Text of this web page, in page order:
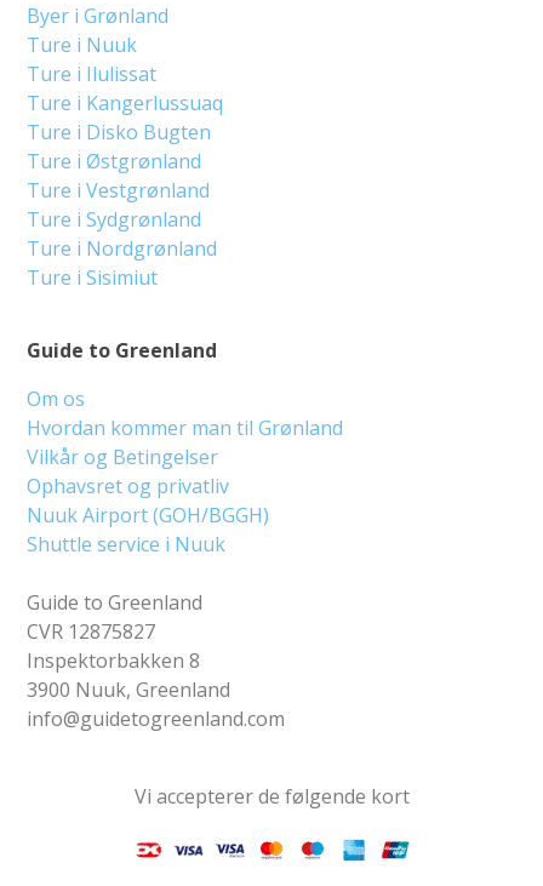
Guide to Greenland
Om os
Hvordan kommer man til Grønland
Vilkår og Betingelser
Ophavsret og privatliv
Nuuk Airport (GOH/BGGH)
Shuttle service i Nuuk
Guide to Greenland
CVR 12875827
Inspektorbakken 8
3900 Nuuk, Greenland
info@guidetogreenland.com
Byer i Grønland
Ture i Nuuk
Ture i Ilulissat
Ture i Kangerlussuaq
Ture i Disko Bugten
Ture i Østgrønland
Ture i Vestgrønland
Ture i Sydgrønland
Ture i Nordgrønland
Ture i Sisimiut
Vi accepterer de følgende kort